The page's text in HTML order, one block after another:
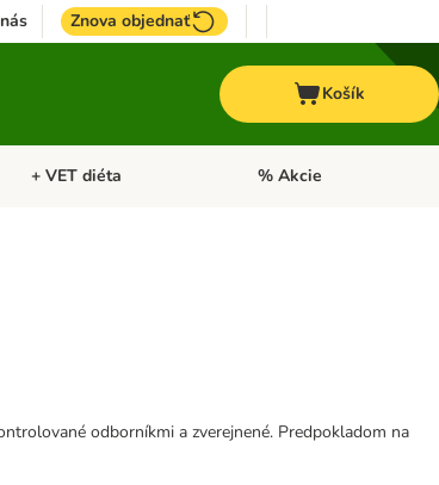
Znova objednať
Košík
Otvoriť menu: TOP značky
+ VET diéta Otvoriť menu: + VET diéta
% Akcie
odborníkmi a zverejnené. Predpokladom na